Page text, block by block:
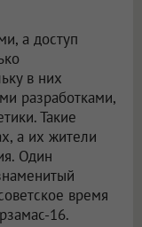
а доступ
в них
разработками,
Такие
а их жители
Один
время
16.